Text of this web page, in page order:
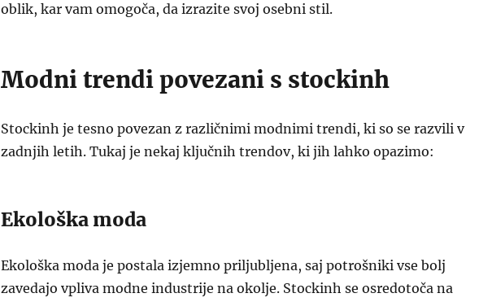
oblik, kar vam omogoča, da izrazite svoj osebni stil.
Modni trendi povezani s stockinh
Stockinh je tesno povezan z različnimi modnimi trendi, ki so se razvili v
zadnjih letih. Tukaj je nekaj ključnih trendov, ki jih lahko opazimo:
Ekološka moda
Ekološka moda je postala izjemno priljubljena, saj potrošniki vse bolj
zavedajo vpliva modne industrije na okolje. Stockinh se osredotoča na